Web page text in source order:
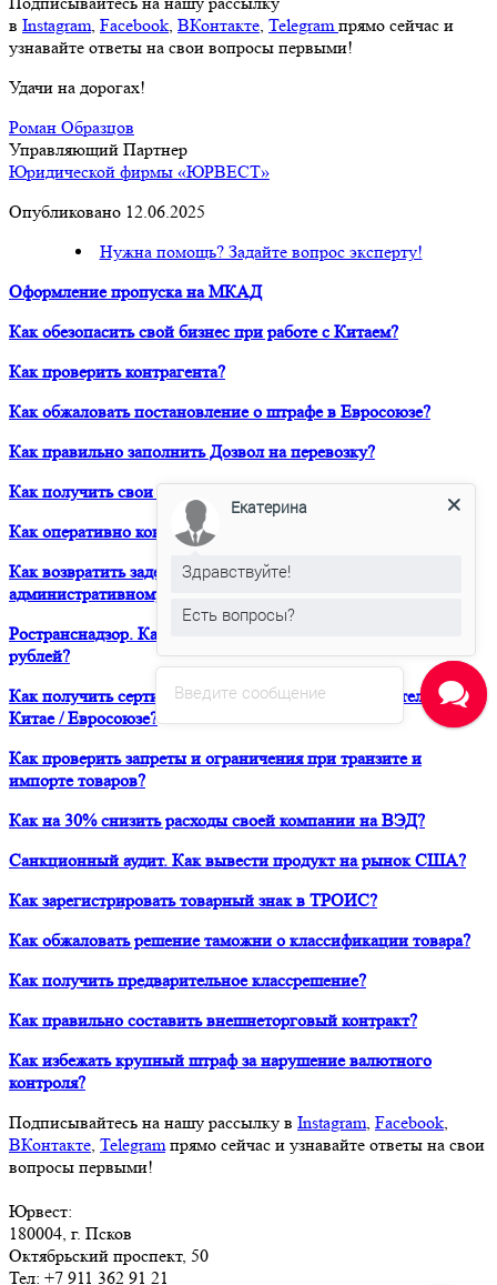
в Instagram, Facebook, ВКонтакте, Telegramпрямо сейчас и
узнавайте ответы на свои вопросы первыми!
Удачи на дорогах!
Роман Образцов
Управляющий Партнер
Юридической фирмы «ЮРВЕСТ»
Опубликовано 12.06.2025
Нужна помощь? Задайте вопрос эксперту!
Оформление пропуска на МКАД
Как обезопасить свой бизнес при работе с Китаем?
Как проверить контрагента?
Как обжаловать постановление о штрафе в Евросоюзе?
Как правильно заполнить Дозвол на перевозку?
Как получить свои деньги за неоплаченный фрахт?
Как оперативно консультироваться в ЮРВЕСТ 24/7?
Как возвратить задержанный таможней товар по
административному делу?
Ространснадзор. Как избежать штрафа в размере 200 000
рублей?
Как получить сертификат о форс-мажорных обстоятельствах в
Китае / Евросоюзе?
Как проверить запреты и ограничения при транзите и
импорте товаров?
Как на 30% снизить расходы своей компании на ВЭД?
Санкционный аудит. Как вывести продукт на рынок США?
Как зарегистрировать товарный знак в ТРОИС?
Как обжаловать решение таможни о классификации товара?
Как получить предварительное классрешение?
Как правильно составить внешнеторговый контракт?
Как избежать крупный штраф за нарушение валютного
контроля?
Подписывайтесь на нашу рассылку в Instagram, Facebook,
ВКонтакте, Telegramпрямо сейчас и узнавайте ответы на свои
вопросы первыми!
Юрвест:
180004, г. Псков
Октябрьский проспект, 50
Тел: +7 911 362 91 21
Введите сообщение
Екатерина
Здравствуйте!
Есть вопросы?